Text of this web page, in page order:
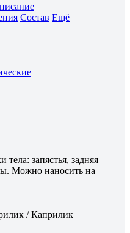
Состав Ещё
тела: запястья, задняя
Можно наносить на
/ Каприлик